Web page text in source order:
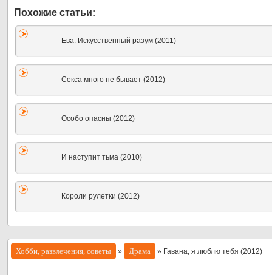
Ева: Искусственный разум (2011)
Секса много не бывает (2012)
Особо опасны (2012)
И наступит тьма (2010)
Короли рулетки (2012)
Хобби, развлечения, советы » Драма » Гавана, я люблю тебя (2012)